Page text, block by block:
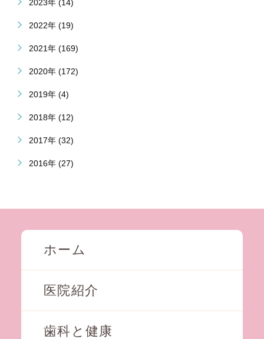
2023年 (14)
2022年 (19)
2021年 (169)
2020年 (172)
2019年 (4)
2018年 (12)
2017年 (32)
2016年 (27)
ホーム
医院紹介
歯科と健康